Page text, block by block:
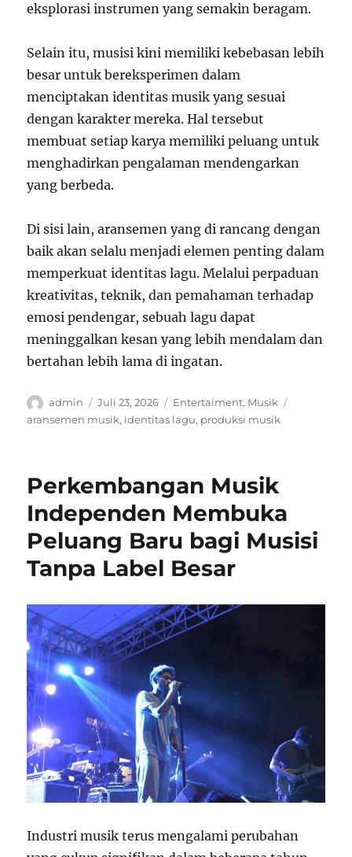
eksplorasi instrumen yang semakin beragam.
Selain itu, musisi kini memiliki kebebasan lebih
besar untuk bereksperimen dalam
menciptakan identitas musik yang sesuai
dengan karakter mereka. Hal tersebut
membuat setiap karya memiliki peluang untuk
menghadirkan pengalaman mendengarkan
yang berbeda.
Di sisi lain, aransemen yang di rancang dengan
baik akan selalu menjadi elemen penting dalam
memperkuat identitas lagu. Melalui perpaduan
kreativitas, teknik, dan pemahaman terhadap
emosi pendengar, sebuah lagu dapat
meninggalkan kesan yang lebih mendalam dan
bertahan lebih lama di ingatan.
Author
admin
Posted
on
Juli 23, 2026 Categories
Entertaiment, Musik
aransemen musik, identitas lagu, produksi musik
Perkembangan Musik
Independen Membuka
Peluang Baru bagi Musisi
Tanpa Label Besar
Industri musik terus mengalami perubahan